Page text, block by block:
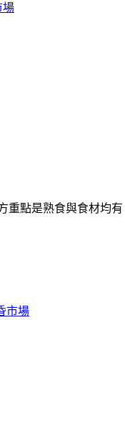
場
重點是熟食與食材均
市場